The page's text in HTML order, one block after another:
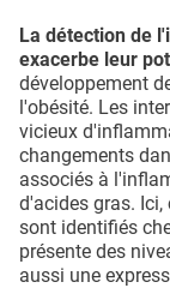
La détection de
exacerbe leur
développement
l'obésité. Les
vicieux
changements
associés à
d'acides gras. Ici,
sont identifiés
présente des
aussi une